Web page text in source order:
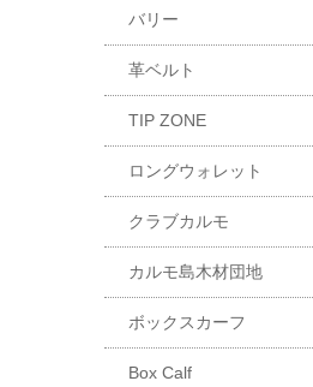
バリー
革ベルト
TIP ZONE
ロングウォレット
クラブカルモ
カルモ島木材団地
ボックスカーフ
Box Calf